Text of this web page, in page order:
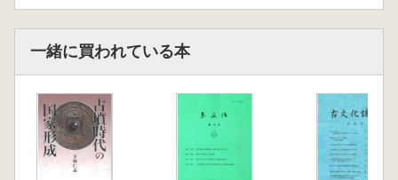
一緒に買われている本